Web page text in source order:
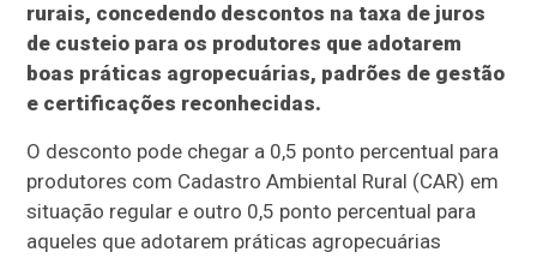
rurais, concedendo descontos na taxa de juros
de custeio para os produtores que adotarem
boas práticas agropecuárias, padrões de gestão
e certificações reconhecidas.
O desconto pode chegar a 0,5 ponto percentual para
produtores com Cadastro Ambiental Rural (CAR) em
situação regular e outro 0,5 ponto percentual para
aqueles que adotarem práticas agropecuárias